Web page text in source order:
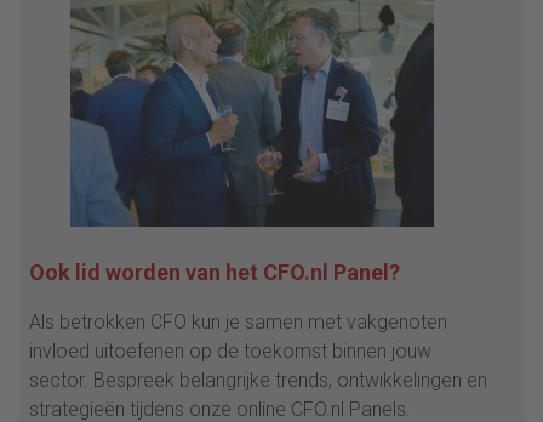
Ook lid worden van het CFO.nl Panel?
Als betrokken CFO kun je samen met vakgenoten
invloed uitoefenen op de toekomst binnen jouw
sector. Bespreek belangrijke trends, ontwikkelingen en
strategieën tijdens onze online CFO.nl Panels.